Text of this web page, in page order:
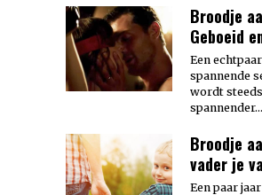
Broodje
Geboeid
Een
spannende
wordt steeds
Broodje
vader je
Een paar